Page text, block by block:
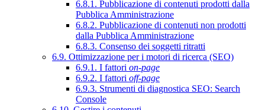
6.8.1. Pubblicazione di contenuti prodotti dalla
Pubblica Amministrazione
6.8.2. Pubblicazione di contenuti non prodotti
dalla Pubblica Amministrazione
6.8.3. Consenso dei soggetti ritratti
6.9. Ottimizzazione per i motori di ricerca (SEO)
6.9.1. I fattori on-page
6.9.2. I fattori off-page
6.9.3. Strumenti di diagnostica SEO: Search
Console